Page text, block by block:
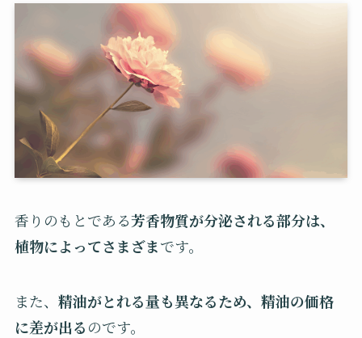
香りのもとである芳香物質が分泌される部分は、
植物によってさまざまです。
また、 精油がとれる量も異なるため、精油の価格
に差が出るのです。